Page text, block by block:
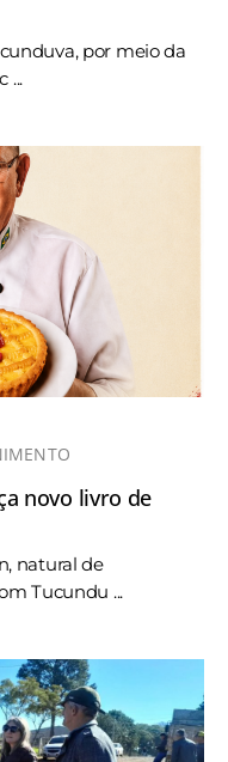
por meio da
...
novo livro de
natural de
Tucundu ...